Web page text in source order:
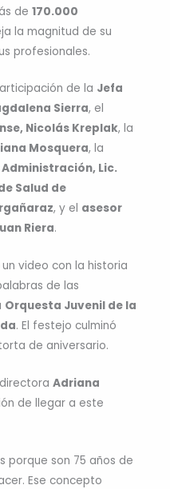
de 170.000
la magnitud de su
profesionales.
de la Jefa
Sierra, el
Nicolás Kreplak, la
Mosquera, la
Lic.
Salud de
, y el asesor
Riera.
video con la historia
de las
Orquesta Juvenil de la
. El festejo culminó
de aniversario.
Adriana
de llegar a este
porque son 75 años de
Ese concepto